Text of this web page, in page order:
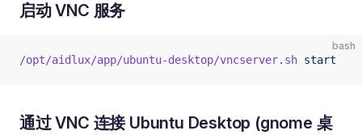
启动 VNC 服务
bash
/opt/aidlux/app/ubuntu-desktop/vncserver.sh start
通过 VNC 连接 Ubuntu Desktop (gnome 桌